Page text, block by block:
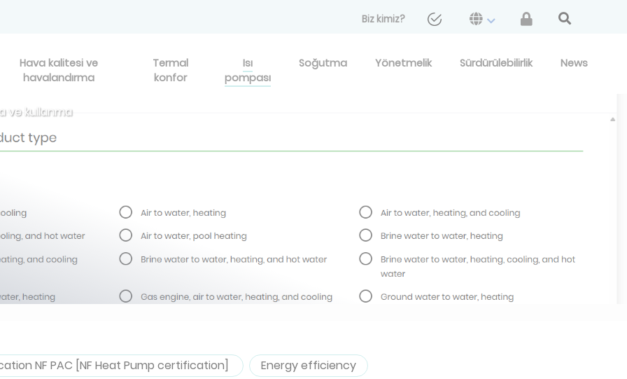
Biz kimiz?
Hava kalitesi ve
havalandırma
Termal
konfor
Isı
pompası
Soğutma Yönetmelik Sürdürülebilirlik News
ve kullanma
NF PAC [NF Heat Pump certification]
Energy efficiency